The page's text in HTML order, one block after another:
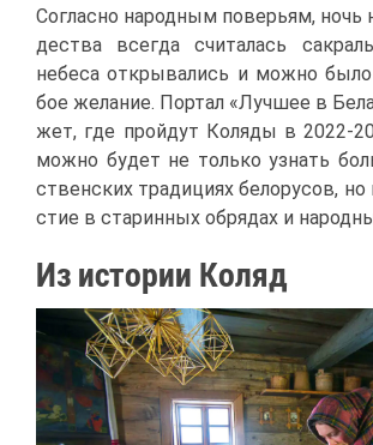
Со­глас­но на­род­ным по­ве­рьям,
де­ства все­гда счи­та­лась
небе­са от­кры­ва­лись и мож­но
бое же­ла­ние. Пор­тал «Луч­шее в
жет, где прой­дут Ко­ля­ды в 2022-
мож­но бу­дет не толь­ко узнать
ствен­ских тра­ди­ци­ях бе­ло­ру­сов,
стие в ста­рин­ных об­ря­дах и
Из ис­то­рии Ко­ляд